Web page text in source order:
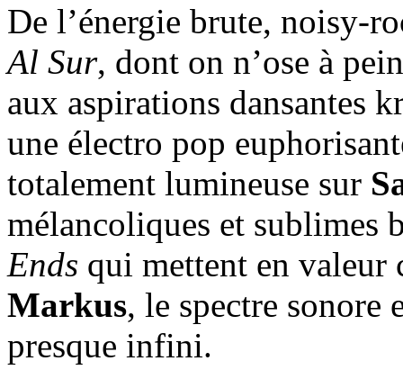
De l’énergie brute, noisy-
Al Sur, dont on n’ose à
aux aspirations dansantes
une électro pop
totalement lumineuse sur
mélancoliques et sublimes
Ends qui mettent en valeur
Markus, le spectre sonore
presque infini.